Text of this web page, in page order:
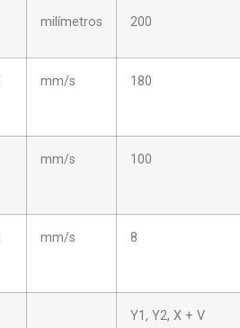
milímetros 200
mm/s 180
mm/s 100
mm/s 8
Y1, Y2, X + V